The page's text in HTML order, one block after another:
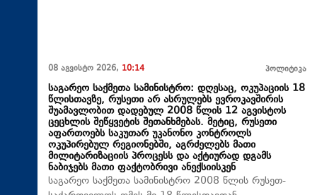
08 აგვისტო 2026, 10:14 პოლიტიკა
საგარეო საქმეთა სამინისტრო: დღესაც, ოკუპაციის 18
წლისთავზე, რუსეთი არ ასრულებს ევროკავშირის
შუამავლობით დადებულ 2008 წლის 12 აგვისტოს
ცეცხლის შეწყვეტის შეთანხმებას. მეტიც, რუსეთი
აფართოებს საკუთარ უკანონო კონტროლს
ოკუპირებულ რეგიონებში, აგრძელებს მათი
მილიტარიზაციის პროცესს და აქტიურად დგამს
ნაბიჯებს მათი ფაქტობრივი ანექსიისკენ
საგარეო საქმეთა სამინისტრო 2008 წლის რუსეთ-